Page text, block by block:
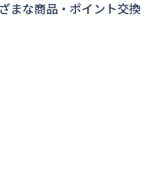
まな商品・ポイント交換